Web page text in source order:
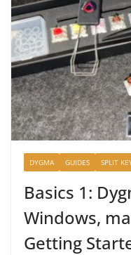
DYGMA GUIDES SPLIT
Basics 1:
Windows,
Getting